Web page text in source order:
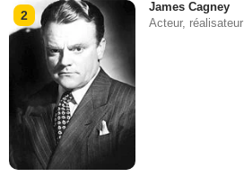
2
James Cagney
Acteur, réalisateur